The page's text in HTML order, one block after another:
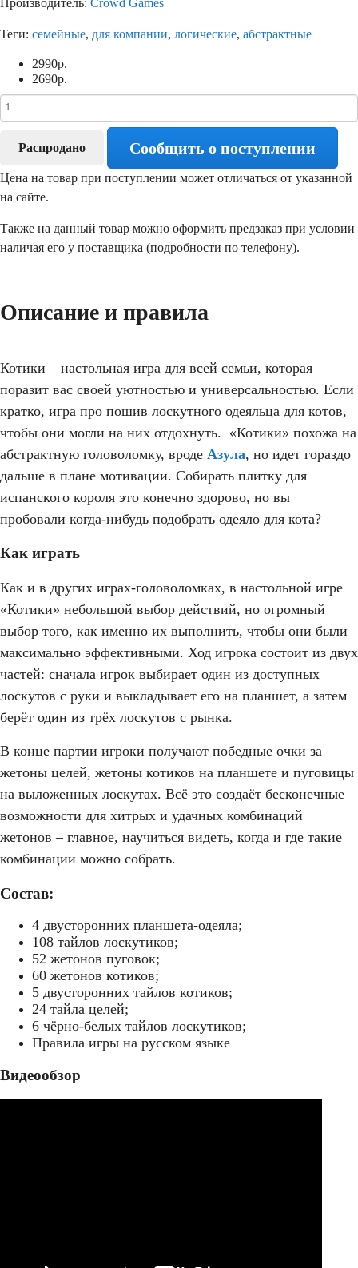
Теги: семейные, для компании, логические, абстрактные
2990р.
2690р.
Распродано Сообщить о поступлении
Цена на товар при поступлении может отличаться от указанной
на сайте.
Также на данный товар можно оформить предзаказ при условии
наличая его у поставщика (подробности по телефону).
Описание и правила
Котики – настольная игра для всей семьи, которая
поразит вас своей уютностью и универсальностью. Если
кратко, игра про пошив лоскутного одеяльца для котов,
чтобы они могли на них отдохнуть. «Котики» похожа на
абстрактную головоломку, вроде Азула, но идет гораздо
дальше в плане мотивации. Собирать плитку для
испанского короля это конечно здорово, но вы
пробовали когда-нибудь подобрать одеяло для кота?
Как играть
Как и в других играх-головоломках, в настольной игре
«Котики» небольшой выбор действий, но огромный
выбор того, как именно их выполнить, чтобы они были
максимально эффективными. Ход игрока состоит из двух
частей: сначала игрок выбирает один из доступных
лоскутов с руки и выкладывает его на планшет, а затем
берёт один из трёх лоскутов с рынка.
В конце партии игроки получают победные очки за
жетоны целей, жетоны котиков на планшете и пуговицы
на выложенных лоскутах. Всё это создаёт бесконечные
возможности для хитрых и удачных комбинаций
жетонов – главное, научиться видеть, когда и где такие
комбинации можно собрать.
Состав:
4 двусторонних планшета-одеяла;
108 тайлов лоскутиков;
52 жетонов пуговок;
60 жетонов котиков;
5 двусторонних тайлов котиков;
24 тайла целей;
6 чёрно-белых тайлов лоскутиков;
Правила игры на русском языке
Видеообзор